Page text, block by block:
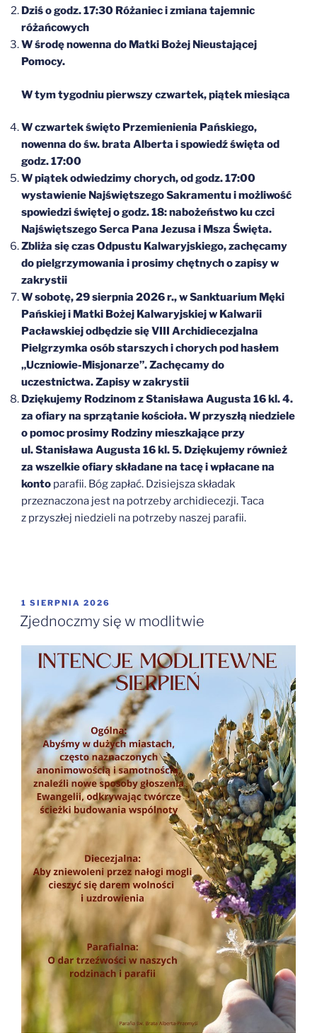
Dziś o godz. 17:30 Różaniec i zmiana tajemnic
różańcowych
W środę nowenna do Matki Bożej Nieustającej
Pomocy.
W tym tygodniu pierwszy czwartek, piątek miesiąca
W czwartek święto Przemienienia Pańskiego,
nowenna do św. brata Alberta i spowiedź święta od
godz. 17:00
W piątek odwiedzimy chorych, od godz. 17:00
wystawienie Najświętszego Sakramentu i możliwość
spowiedzi świętej o godz. 18: nabożeństwo ku czci
Najświętszego Serca Pana Jezusa i Msza Święta.
Zbliża się czas Odpustu Kalwaryjskiego, zachęcamy
do pielgrzymowania i prosimy chętnych o zapisy w
zakrystii
W sobotę, 29 sierpnia 2026 r., w Sanktuarium Męki
Pańskiej i Matki Bożej Kalwaryjskiej w Kalwarii
Pacławskiej odbędzie się VIII Archidiecezjalna
Pielgrzymka osób starszych i chorych pod hasłem
„Uczniowie-Misjonarze”. Zachęcamy do
uczestnictwa. Zapisy w zakrystii
Dziękujemy Rodzinom z Stanisława Augusta 16 kl. 4.
za ofiary na sprzątanie kościoła. W przyszłą niedziele
o pomoc prosimy Rodziny mieszkające przy
ul. Stanisława Augusta 16 kl. 5. Dziękujemy również
za wszelkie ofiary składane na tacę i wpłacane na
konto parafii. Bóg zapłać. Dzisiejsza składak
przeznaczona jest na potrzeby archidiecezji. Taca
z przyszłej niedzieli na potrzeby naszej parafii.
OPUBLIKOWANE
W
1 SIERPNIA 2026
Zjednoczmy się w modlitwie